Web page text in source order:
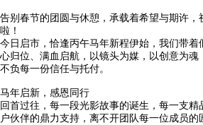
告别春节的团圆与休憩，承载着希望与期许，
啦！
今日启市，恰逢丙午马年新程伊始，我们带着
心归位、满血启航，以镜头为媒，以创意为魂
不负每一份信任与托付。
马年启新，感恩同行
回首过往，每一段光影故事的诞生，每一支
户伙伴的鼎力支持，离不开团队每一位成员